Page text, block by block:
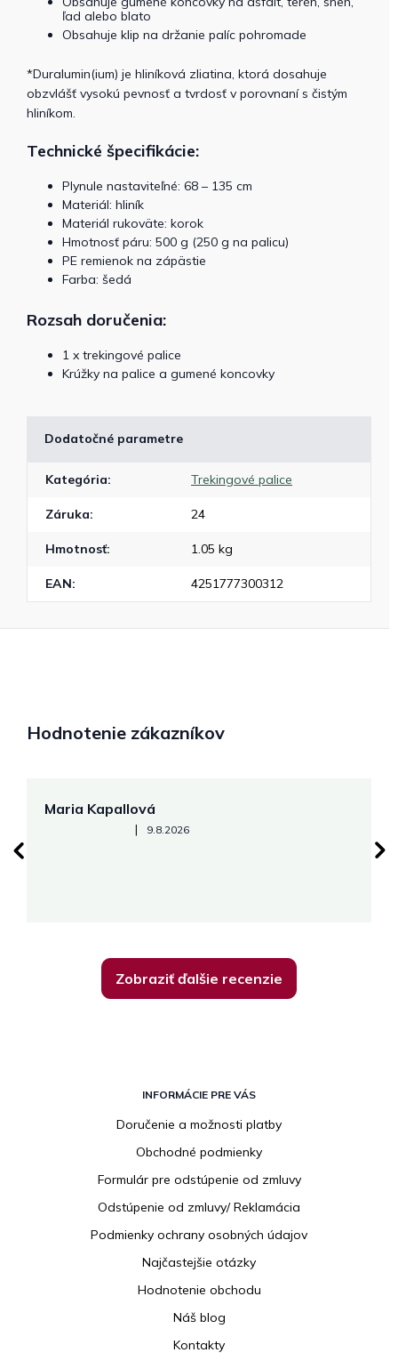
ľad alebo blato
Obsahuje klip na držanie palíc pohromade
*Duralumin(ium) je hliníková zliatina, ktorá dosahuje
obzvlášť vysokú pevnosť a tvrdosť v porovnaní s čistým
hliníkom.
Technické špecifikácie:
Plynule nastaviteľné: 68 – 135 cm
Materiál: hliník
Materiál rukoväte: korok
Hmotnosť páru: 500 g (250 g na palicu)
PE remienok na zápästie
Farba: šedá
Rozsah doručenia:
1 x trekingové palice
Krúžky na palice a gumené koncovky
Dodatočné parametre
Kategória: Trekingové palice
Záruka: 24
Hmotnosť: 1.05 kg
EAN: 4251777300312
Hodnotenie zákazníkov
Maria Kapallová
Hodnotenie obchodu je 5 z 5 hviezdičiek.
| 9.8.2026
Zobraziť ďalšie recenzie
INFORMÁCIE PRE VÁS
Doručenie a možnosti platby
Obchodné podmienky
Formulár pre odstúpenie od zmluvy
Odstúpenie od zmluvy/ Reklamácia
Podmienky ochrany osobných údajov
Najčastejšie otázky
Hodnotenie obchodu
Náš blog
Kontakty